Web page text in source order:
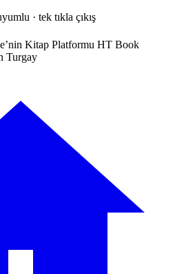
· tek tıkla çıkış
Kitap Platformu HT Book
Turgay